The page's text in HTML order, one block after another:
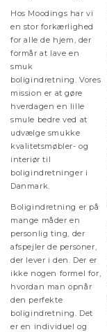
Hos Moodings har vi
en stor forkærlighed
for alle de hjem, der
formår at lave en
smuk
boligindretning. Vores
mission er at gøre
hverdagen en lille
smule bedre ved at
udvælge smukke
kvalitetsmøbler- og
interiør til
boligindretninger i
Danmark.
Boligindretning er på
mange måder en
personlig ting, der
afspejler de personer,
der lever i den. Der er
ikke nogen formel for,
hvordan man opnår
den perfekte
boligindretning. Det
er en individuel og